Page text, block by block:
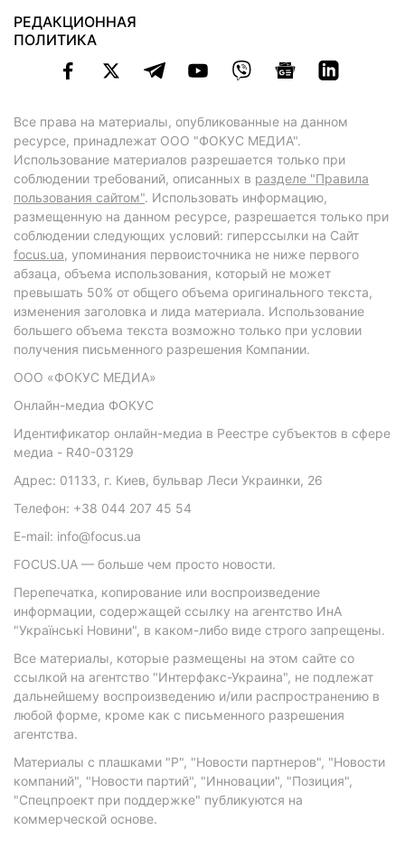
РЕДАКЦИОННАЯ
ПОЛИТИКА
Все права на материалы, опубликованные на данном
ресурсе, принадлежат ООО "ФОКУС МЕДИА".
Использование материалов разрешается только при
соблюдении требований, описанных в разделе "Правила
пользования сайтом". Использовать информацию,
размещенную на данном ресурсе, разрешается только при
соблюдении следующих условий: гиперссылки на Сайт
focus.ua, упоминания первоисточника не ниже первого
абзаца, объема использования, который не может
превышать 50% от общего объема оригинального текста,
изменения заголовка и лида материала. Использование
большего объема текста возможно только при условии
получения письменного разрешения Компании.
ООО «ФОКУС МЕДИА»
Онлайн-медиа ФОКУС
Идентификатор онлайн-медиа в Реестре субъектов в сфере
медиа - R40-03129
Адрес: 01133, г. Киев, бульвар Леси Украинки, 26
Телефон: +38 044 207 45 54
E-mail: info@focus.ua
FOCUS.UA — больше чем просто новости.
Перепечатка, копирование или воспроизведение
информации, содержащей ссылку на агентство ИнА
"Українські Новини", в каком-либо виде строго запрещены.
Все материалы, которые размещены на этом сайте со
ссылкой на агентство "Интерфакс-Украина", не подлежат
дальнейшему воспроизведению и/или распространению в
любой форме, кроме как с письменного разрешения
агентства.
Материалы с плашками "Р", "Новости партнеров", "Новости
компаний", "Новости партий", "Инновации", "Позиция",
"Спецпроект при поддержке" публикуются на
коммерческой основе.